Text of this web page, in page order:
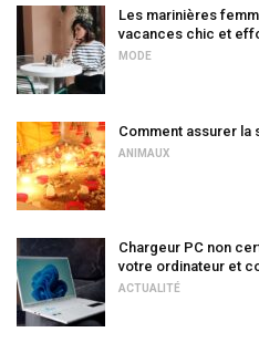
Les marinières
vacances chic et
MODE
Comment assurer la
ANIMAUX
Chargeur PC non
votre ordinateur et
ACTUALITÉ